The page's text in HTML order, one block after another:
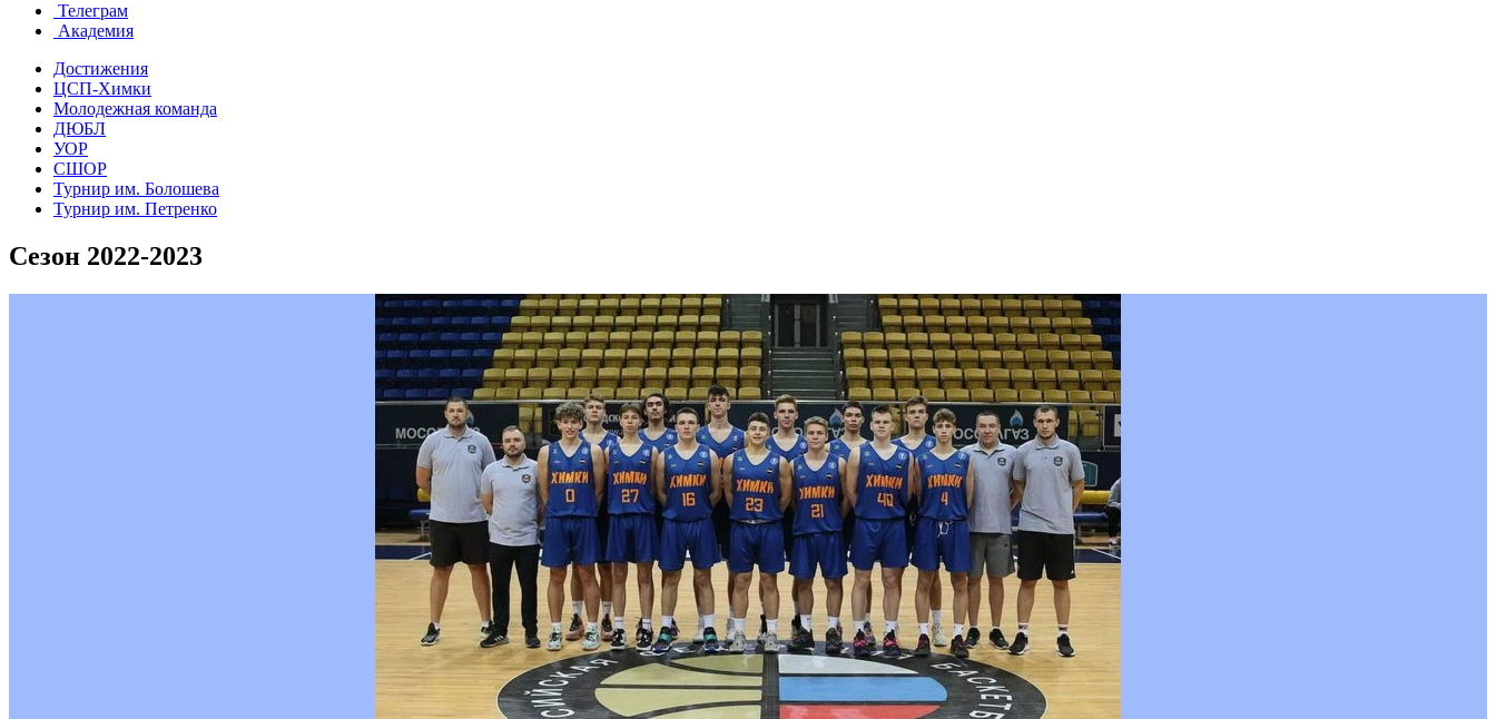
Телеграм
Академия
Достижения
ЦСП-Химки
Молодежная команда
ДЮБЛ
УОР
СШОР
Турнир им. Болошева
Турнир им. Петренко
Сезон 2022-2023